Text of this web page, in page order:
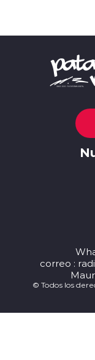
correo :
© Todos los